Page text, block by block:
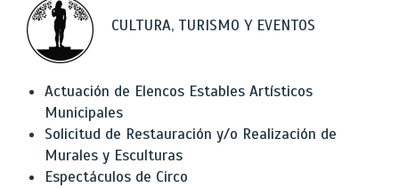
CULTURA, TURISMO Y EVENTOS
Actuación de Elencos Estables Artísticos
Municipales
Solicitud de Restauración y/o Realización de
Murales y Esculturas
Espectáculos de Circo